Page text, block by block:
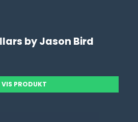
by Jason Bird
VIS PRODUKT